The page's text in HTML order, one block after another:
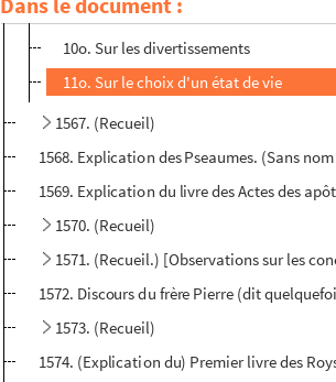
9o. Sur le commerce du monde
10o. Sur les divertissements
11o. Sur le choix d'un état de vie
1567. (Recueil)
1568. Explication des Pseaumes. (Sans
1569. Explication du livre des Actes des
1570. (Recueil)
1571. (Recueil.) [Observations sur les
1572. Discours du frère Pierre (dit
1573. (Recueil)
1574. (Explication du) Premier livre des